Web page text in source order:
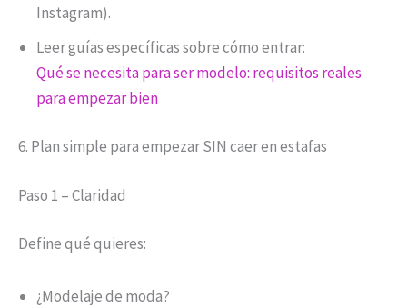
Instagram).
Leer guías específicas sobre cómo entrar:
Qué se necesita para ser modelo: requisitos reales
para empezar bien
6. Plan simple para empezar SIN caer en estafas
Paso 1 – Claridad
Define qué quieres:
¿Modelaje de moda?